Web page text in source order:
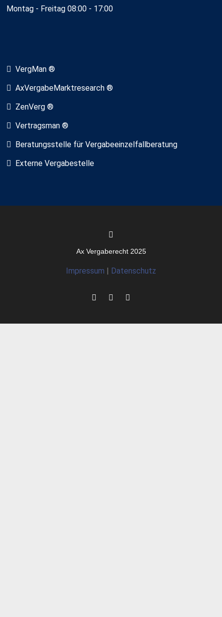
Montag - Freitag 08:00 - 17:00
VergMan ®
AxVergabeMarktresearch ®
ZenVerg ®
Vertragsman ®
Beratungsstelle für Vergabeeinzelfallberatung
Externe Vergabestelle
Ax Vergaberecht 2025
Impressum Datenschutz